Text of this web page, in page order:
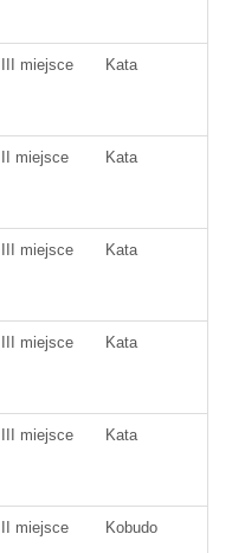
III miejsce Kata
II miejsce Kata
III miejsce Kata
III miejsce Kata
III miejsce Kata
II miejsce Kobudo